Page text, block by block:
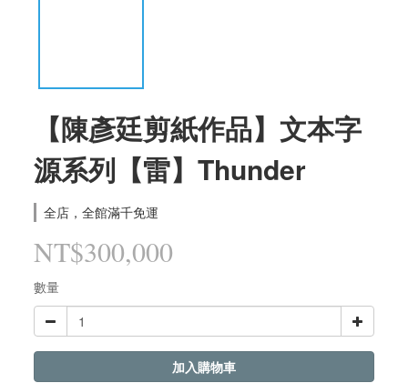
【陳彥廷剪紙作品】文本字
源系列【雷】Thunder
全店，全館滿千免運
NT$300,000
數量
加入購物車